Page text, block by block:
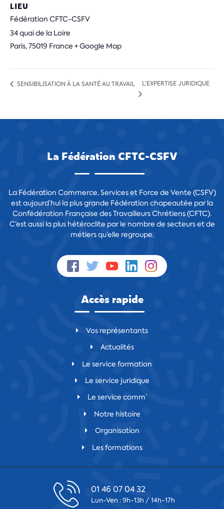
LIEU
Fédération CFTC-CSFV
34 quai de la Loire
Paris,75019 France + Google Map
SENSIBILISATION À LA SANTÉ AU TRAVAIL L’EXPERTISE JURIDIQUE
La Fédération CFTC-CSFV
La Fédération Commerce, Services et Force de Vente (CSFV)
est aujourd’hui la plus grande Fédération chapeautée par la
Confédération Française des Travailleurs Chrétiens (CFTC).
C’est aussi la plus hétéroclite par le nombre de secteurs et de
métiers qu’elle regroupe.
Accès rapide
Vos représentants
Actualités
Le service formation
Le service juridique
Le service comm’
Notre histoire
Organisation
Les formations
01 46 07 04 32
Lun-Ven : 9h-13h / 14h-17h